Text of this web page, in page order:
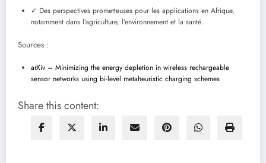
✓ Des perspectives prometteuses pour les applications en Afrique,
notamment dans l’agriculture, l’environnement et la santé.
Sources :
arXiv – Minimizing the energy depletion in wireless rechargeable
sensor networks using bi-level metaheuristic charging schemes
Share this content: